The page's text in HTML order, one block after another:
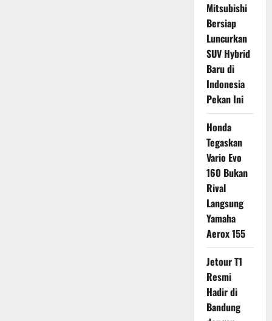
Mitsubishi
Bersiap
Luncurkan
SUV Hybrid
Baru di
Indonesia
Pekan Ini
Honda
Tegaskan
Vario Evo
160 Bukan
Rival
Langsung
Yamaha
Aerox 155
Jetour T1
Resmi
Hadir di
Bandung